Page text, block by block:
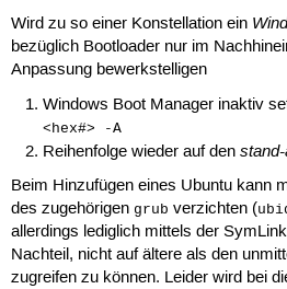
Wird zu so einer Konstellation ein
bezüglich Bootloader nur im
Anpassung bewerkstelligen
Windows Boot Manager inaktiv
<hex#> -A
Reihenfolge wieder auf den
Beim Hinzufügen eines Ubuntu kann
des zugehörigen grub verzichten (
allerdings lediglich mittels der
Nachteil, nicht auf ältere als den
zugreifen zu können. Leider wird bei